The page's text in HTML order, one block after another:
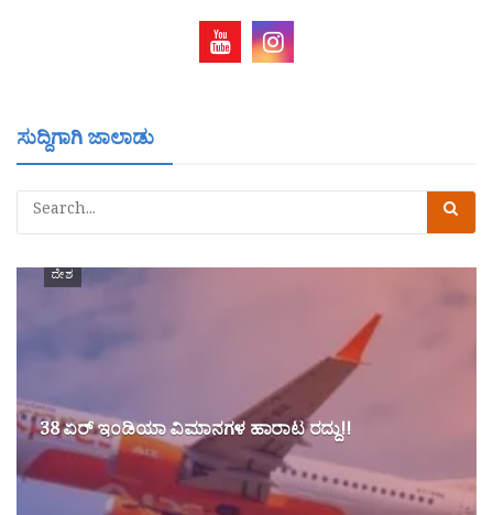
ಸುದ್ದಿಗಾಗಿ ಜಾಲಾಡು
ದೇಶ
38 ಏರ್ ಇಂಡಿಯಾ ವಿಮಾನಗಳ ಹಾರಾಟ ರದ್ದು!!